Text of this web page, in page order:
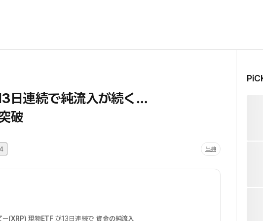
日連続で純流入が続く…
破
出典
ー(XRP) 現物ETF が13日連続で 資金の純流入